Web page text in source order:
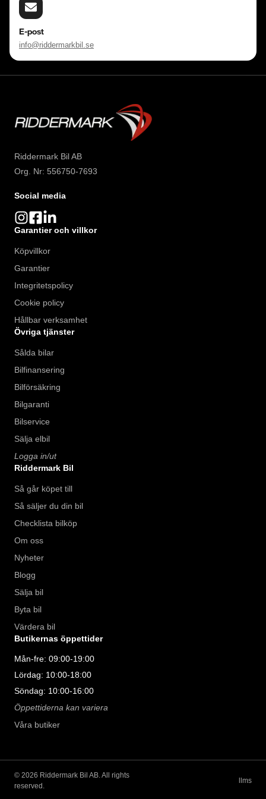
Välkomna!
E-post
info@riddermarkbil.se
Riddermark Bil AB
Org. Nr: 556750-7693
Social media
Garantier och villkor
Köpvillkor
Garantier
Integritetspolicy
Cookie policy
Hållbar verksamhet
Övriga tjänster
Sålda bilar
Bilfinansering
Bilförsäkring
Bilgaranti
Bilservice
Sälja elbil
Logga in/ut
Riddermark Bil
Så går köpet till
Så säljer du din bil
Checklista bilköp
Om oss
Nyheter
Blogg
Sälja bil
Byta bil
Värdera bil
Butikernas öppettider
Mån-fre: 09:00-19:00
Lördag: 10:00-18:00
Söndag: 10:00-16:00
Öppettiderna kan variera
Våra butiker
© 2026 Riddermark Bil AB. All rights
reserved.
llms